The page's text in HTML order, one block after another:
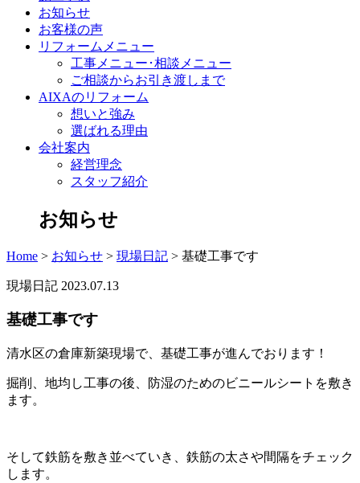
お知らせ
お客様の声
リフォームメニュー
工事メニュー･相談メニュー
ご相談からお引き渡しまで
AIXAのリフォーム
想いと強み
選ばれる理由
会社案内
経営理念
スタッフ紹介
お知らせ
Home > お知らせ > 現場日記 > 基礎工事です
現場日記 2023.07.13
基礎工事です
清水区の倉庫新築現場で、基礎工事が進んでおります！
掘削、地均し工事の後、防湿のためのビニールシートを敷き
ます。
そして鉄筋を敷き並べていき、鉄筋の太さや間隔をチェック
します。